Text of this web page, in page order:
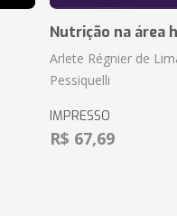
Nutrição na área
Arlete Régnier de
Pessiquelli
IMPRESSO
R$ 67,69